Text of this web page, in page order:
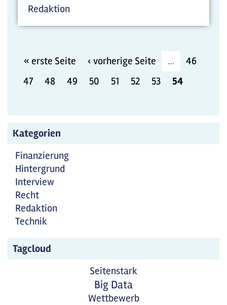
Redaktion
« erste Seite ‹ vorherige Seite …
46
47
48 49 50 51 52 53 54
Kategorien
Finanzierung
Hintergrund
Interview
Recht
Redaktion
Technik
Tagcloud
Seitenstark
Big Data
Wettbewerb